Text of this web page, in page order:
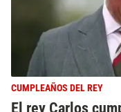
CUMPLEAÑOS DEL REY
El rey Carlos